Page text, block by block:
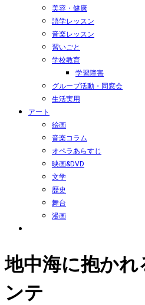
美容・健康
語学レッスン
音楽レッスン
習いごと
学校教育
学習障害
グループ活動・同窓会
生活実用
アート
絵画
音楽コラム
オペラあらすじ
映画&DVD
文学
歴史
舞台
漫画
地中海に抱かれ
ンテ